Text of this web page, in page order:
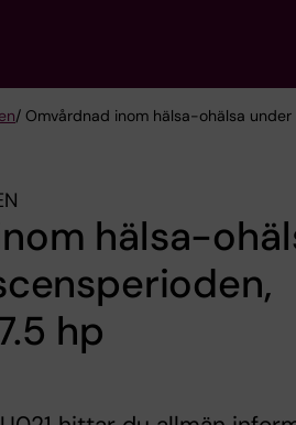
/ Omvårdnad inom hälsa-ohälsa
hälsa-
hp